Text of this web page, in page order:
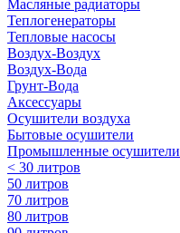
Масляные радиаторы
Теплогенераторы
Тепловые насосы
Воздух-Воздух
Воздух-Вода
Грунт-Вода
Аксессуары
Осушители воздуха
Бытовые осушители
Промышленные осушители
< 30 литров
50 литров
70 литров
80 литров